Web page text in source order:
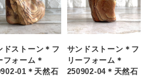
ドストーン＊フ
フォーム＊
01＊天然石
サンドストーン＊フ
リーフォーム＊
250902-04＊天然石